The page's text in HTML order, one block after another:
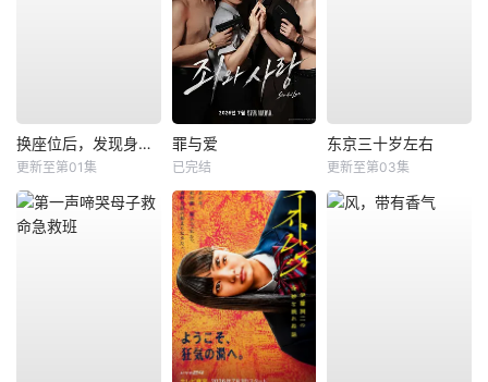
换座位后，发现身后的男生好像喜欢我
更新至第01集
罪与爱
已完结
东京三十岁左右
更新至第03集